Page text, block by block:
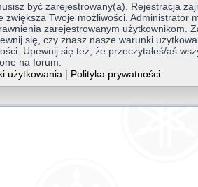
być zarejestrowany(a). Rejestracja
zwiększa Twoje możliwości. Administrator
zarejestrowanym użytkownikom.
się, czy znasz nasze warunki
Upewnij się też, że przeczytałeś/aś
na forum.
użytkowania | Polityka prywatności